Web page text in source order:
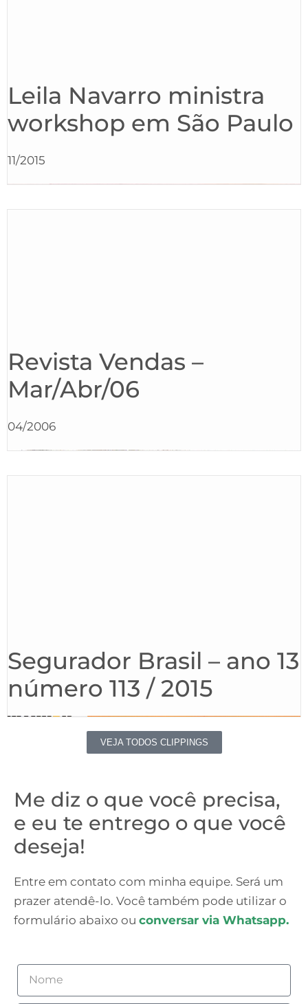
Leila Navarro ministra
workshop em São Paulo
11/2015
Revista Vendas –
Mar/Abr/06
04/2006
Segurador Brasil – ano 13
número 113 / 2015
VEJA TODOS CLIPPINGS
Me diz o que você precisa,
e eu te entrego o que você
deseja!
Entre em contato com minha equipe. Será um
prazer atendê-lo. Você também pode utilizar o
formulário abaixo ou conversar via Whatsapp.
Nome